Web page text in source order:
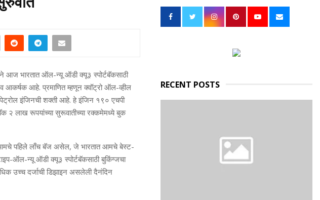
आज भारतात ऑल-न्यू ऑडी क्यू३ स्पोर्टबॅकसाठी
व आकर्षक आहे. प्रमाणित म्हणून क्वॉट्रो ऑल-व्हील
इंजिनची शक्ती आहे. हे इंजिन १९० एचपी
२ लाख रूपयांच्या सुरूवातीच्या रक्कमेमध्ये बुक
आमचे पहिले लाँच बॅज असेल, जे भारतात आमचे बेस्ट-
ऑल-न्यू ऑडी क्यू३ स्पोर्टबॅकसाठी बुकिंग्जचा
उच्च दर्जाची डिझाइन असलेली दैनंदिन
o
RECENT POSTS